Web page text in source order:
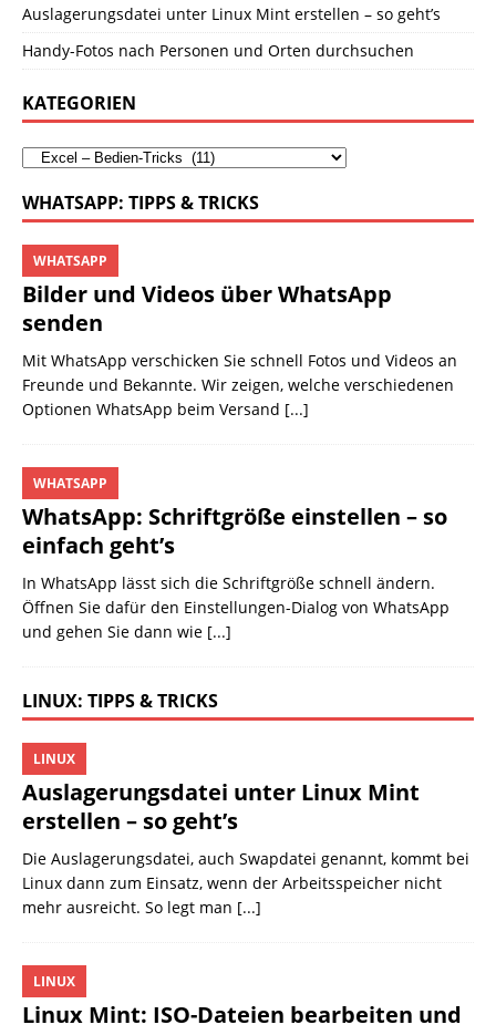
Auslagerungsdatei unter Linux Mint erstellen – so geht’s
Handy-Fotos nach Personen und Orten durchsuchen
KATEGORIEN
WHATSAPP: TIPPS & TRICKS
Bilder und Videos über WhatsApp
senden
WHATSAPP
Mit WhatsApp verschicken Sie schnell Fotos und Videos an
Freunde und Bekannte. Wir zeigen, welche verschiedenen
Optionen WhatsApp beim Versand [...]
WhatsApp: Schriftgröße einstellen – so
einfach geht’s
WHATSAPP
In WhatsApp lässt sich die Schriftgröße schnell ändern.
Öffnen Sie dafür den Einstellungen-Dialog von WhatsApp
und gehen Sie dann wie [...]
LINUX: TIPPS & TRICKS
Auslagerungsdatei unter Linux Mint
erstellen – so geht’s
LINUX
Die Auslagerungsdatei, auch Swapdatei genannt, kommt bei
Linux dann zum Einsatz, wenn der Arbeitsspeicher nicht
mehr ausreicht. So legt man [...]
Linux Mint: ISO-Dateien bearbeiten und
LINUX